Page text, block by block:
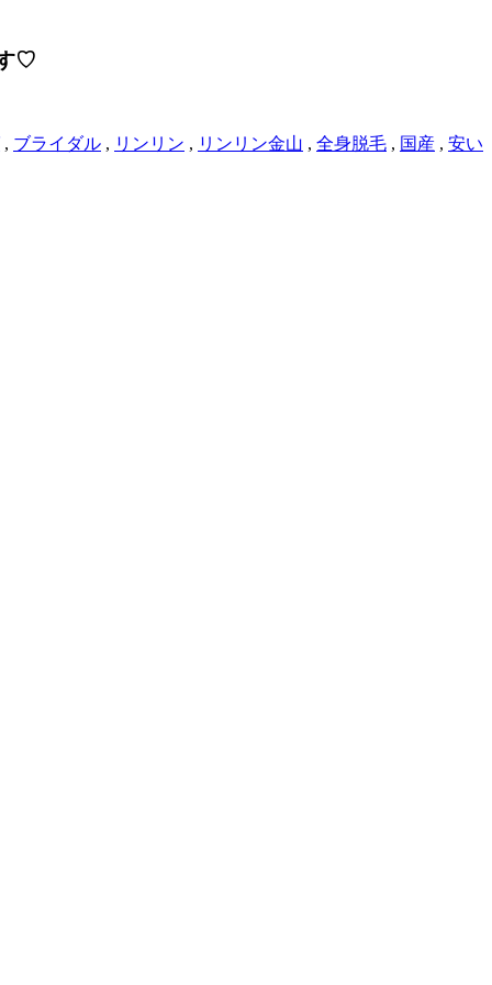
♡
, ブライダル , リンリン , リンリン金山 , 全身脱毛 , 国産 , 安い